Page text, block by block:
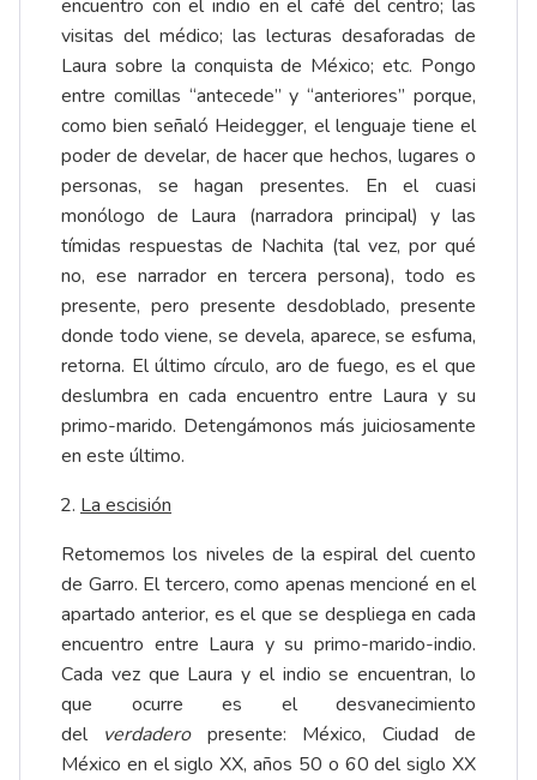
encuentro con el indio en el café del centro; las
visitas del médico; las lecturas desaforadas de
Laura sobre la conquista de México; etc. Pongo
entre comillas “antecede” y “anteriores” porque,
como bien señaló Heidegger, el lenguaje tiene el
poder de develar, de hacer que hechos, lugares o
personas, se hagan presentes. En el cuasi
monólogo de Laura (narradora principal) y las
tímidas respuestas de Nachita (tal vez, por qué
no, ese narrador en tercera persona), todo es
presente, pero presente desdoblado, presente
donde todo viene, se devela, aparece, se esfuma,
retorna. El último círculo, aro de fuego, es el que
deslumbra en cada encuentro entre Laura y su
primo-marido. Detengámonos más juiciosamente
en este último.
La escisión
Retomemos los niveles de la espiral del cuento
de Garro. El tercero, como apenas mencioné en el
apartado anterior, es el que se despliega en cada
encuentro entre Laura y su primo-marido-indio.
Cada vez que Laura y el indio se encuentran, lo
que ocurre es el desvanecimiento
del verdaderopresente: México, Ciudad de
México en el siglo XX, años 50 o 60 del siglo XX